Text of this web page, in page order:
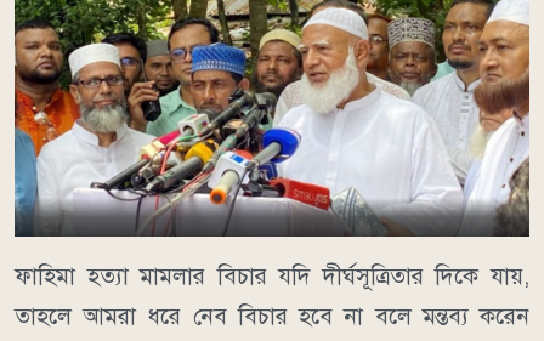
ফাহিমা হত্যা মামলার বিচার যদি দীর্ঘসূত্রিতার দিকে যায়,
তাহলে আমরা ধরে নেব বিচার হবে না বলে মন্তব্য করেন